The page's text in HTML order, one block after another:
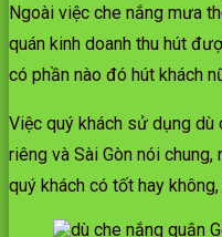
Ngoài việc che nắng mưa
quán kinh doanh thu hút
có phần nào đó hút khách
Việc quý khách sử dụng
riêng và Sài Gòn nói
quý khách có tốt hay